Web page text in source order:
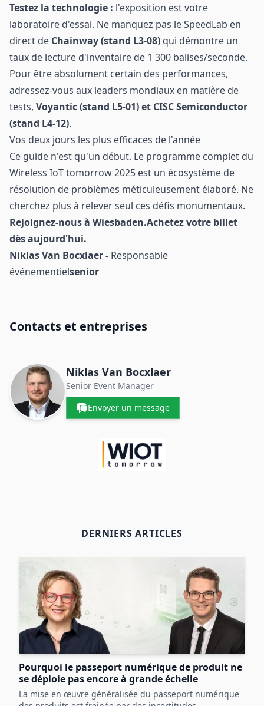
Testez la technologie : l'exposition est votre
laboratoire d'essai. Ne manquez pas le SpeedLab en
direct de Chainway (stand L3-08) qui démontre un
taux de lecture d'inventaire de 1 300 balises/seconde.
Pour être absolument certain des performances,
adressez-vous aux leaders mondiaux en matière de
tests, Voyantic (stand L5-01) et CISC Semiconductor
(stand L4-12).
Vos deux jours les plus efficaces de l'année
Ce guide n'est qu'un début. Le programme complet du
Wireless IoT tomorrow 2025 est un écosystème de
résolution de problèmes méticuleusement élaboré. Ne
cherchez plus à relever seul ces défis monumentaux.
Rejoignez-nous à Wiesbaden.Achetez votre billet
dès aujourd'hui.
Niklas Van Bocxlaer - Responsable
événementielsenior
Contacts et entreprises
Niklas Van Bocxlaer
Senior Event Manager
Envoyer un message
DERNIERS ARTICLES
Pourquoi le passeport numérique de produit ne
se déploie pas encore à grande échelle
La mise en œuvre généralisée du passeport numérique